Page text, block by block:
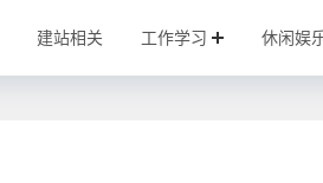
建站相关 工作学习 休闲娱